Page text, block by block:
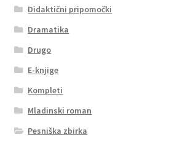
Didaktični pripomočki
Dramatika
Drugo
E-knjige
Kompleti
Mladinski roman
Pesniška zbirka